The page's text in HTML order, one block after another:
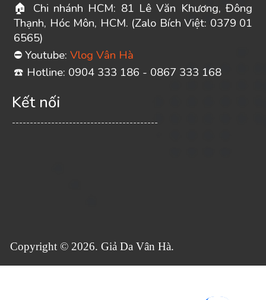
🏠
Chi nhánh HCM: 81 Lê Văn Khương, Đông
Thạnh, Hóc Môn, HCM. (Zalo Bích Việt: 0379 01
6565)
⛔ Youtube: Vlog Vân Hà
☎ ️ Hotline: 0904 333 186 - 0867 333 168
Kết nối
-----------------------------------------
Copyright © 2026. Giả Da Vân Hà.